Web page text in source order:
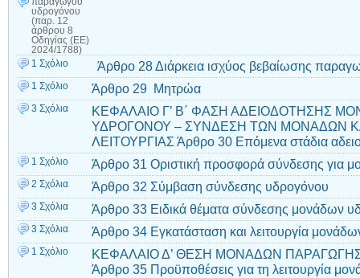
υδρογόνου
(παρ. 12
άρθρου 8
Οδηγίας (ΕΕ)
2024/1788)
1 Σχόλιο Άρθρο 28 Διάρκεια ισχύος βεβαίωσης
1 Σχόλιο Άρθρο 29 Μητρώα
3 Σχόλια
ΚΕΦΑΛΑΙΟ Γ’ Β΄ ΦΑΣΗ ΑΔΕΙΟΔΟΤΗΣΗΣ
ΥΔΡΟΓΟΝΟΥ – ΣΥΝΔΕΣΗ ΤΩΝ ΜΟΝΑΔΩΝ
ΛΕΙΤΟΥΡΓΙΑΣ Άρθρο 30 Επόμενα στάδια
1 Σχόλιο Άρθρο 31 Οριστική προσφορά σύνδεσης για
2 Σχόλια Άρθρο 32 Σύμβαση σύνδεσης υδρογόνου
3 Σχόλια Άρθρο 33 Ειδικά θέματα σύνδεσης μονάδων
3 Σχόλια Άρθρο 34 Εγκατάσταση και λειτουργία
1 Σχόλιο
ΚΕΦΑΛΑΙΟ Δ’ ΘΕΣΗ ΜΟΝΑΔΩΝ
Άρθρο 35 Προϋποθέσεις για τη λειτουργία